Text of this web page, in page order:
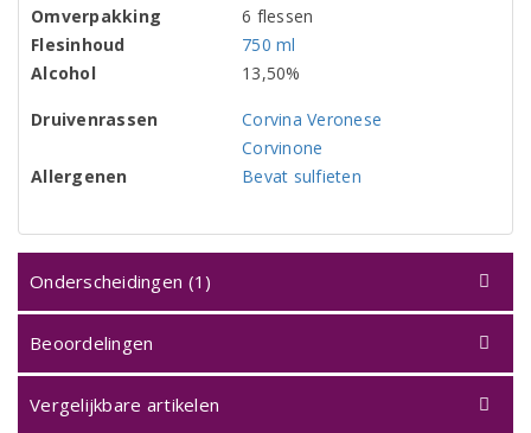
Omverpakking
6 flessen
Flesinhoud
750 ml
Alcohol
13,50%
Druivenrassen
Corvina Veronese
Corvinone
Allergenen
Bevat sulfieten
Onderscheidingen (1)
Beoordelingen
Vergelijkbare artikelen